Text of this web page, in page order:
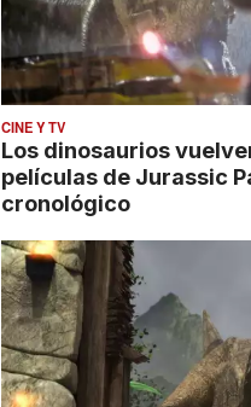
CINE Y TV
Los dinosaurios
películas de Jurassic
cronológico